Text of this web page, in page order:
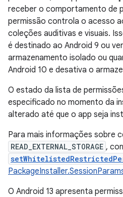
receber o comportamento de
permissão controla o acesso
coleções auditivas e visuais.
é destinado ao Android 9 ou
armazenamento isolado ou
Android 10 e desativa o
O estado da lista de
especificado no momento da
alterado até que o app seja
Para mais informações sobre
READ_EXTERNAL_STORAGE ,
O Android 13 apresenta